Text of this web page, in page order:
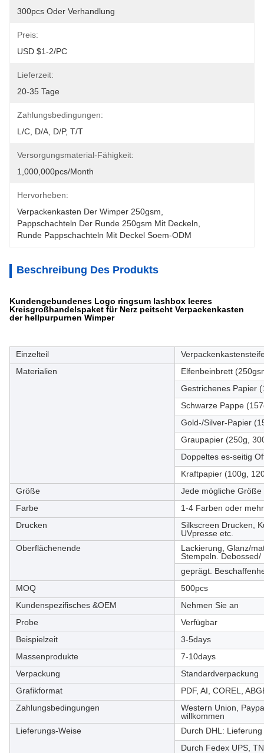
300pcs Oder Verhandlung
Preis:
USD $1-2/PC
Lieferzeit:
20-35 Tage
Zahlungsbedingungen:
L/C, D/A, D/P, T/T
Versorgungsmaterial-Fähigkeit:
1,000,000pcs/month
Hervorheben:
Verpackenkasten Der Wimper 250gsm
Pappschachteln Der Runde 250gsm Mit Deckeln
Runde Pappschachteln Mit Deckel Soem-ODM
Beschreibung Des Produkts
Kundengebundenes Logo ringsum lashbox leeres
Kreisgroßhandelspaket für Nerz peitscht Verpackenkasten
der hellpurpurnen Wimper
Einzelteil
Materialien
Elfenbeinbrett
Gestrichenes Papier
Schwarze Pappe
Gold-/Silver-Papier
Graupapier (250g,
Doppeltes es-seitig
Kraftpapier (100g,
Größe
Jede mögliche
Farbe
1-4 Farben oder
Drucken
Silkscreen Drucken,
UVpresse etc.
Oberflächenende
Lackierung, Glanz/
Stempeln. Debossed/
geprägt.
MOQ
500pcs
Kundenspezifisches &OEM
Nehmen Sie an
Probe
Verfügbar
Beispielzeit
3-5days
Massenprodukte
7-10days
Verpackung
Standardverpackung
Grafikformat
PDF, AI, COREL,
Zahlungsbedingungen
Western Union,
willkommen
Lieferungs-Weise
Durch DHL:
Durch Fedex UPS,